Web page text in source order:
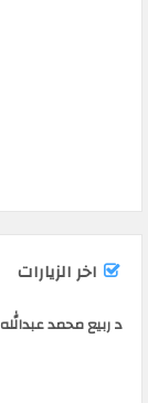
اخر الزيارات
د ربيع محمد عبدالله